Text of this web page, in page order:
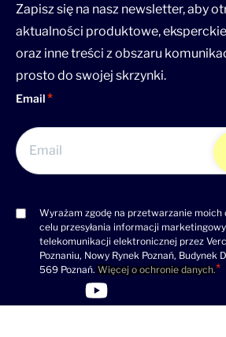
Zapisz się na nasz newsletter, aby
aktualności produktowe,
oraz inne treści z obszaru
prosto do swojej skrzynki.
Email
Consent
(wymagane)
Wyrażam zgodę na przetwarzanie moich
celu przesyłania informacji
telekomunikacji elektronicznej przez
Poznaniu, Nowy Rynek Poznań, Budynek
569 Poznań.Więcej o ochronie danych.
>Link do profilu LinkedIn
>Link do profilu Facebook
>Link do profilu YouTube
>Link do profilu